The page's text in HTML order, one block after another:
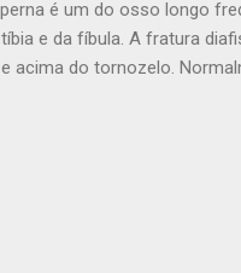
daa gravidade das
é um do osso longo
e da fíbula. A fratura
do tornozelo.
por dois ossos: a tíbia e
na tibia incluem: